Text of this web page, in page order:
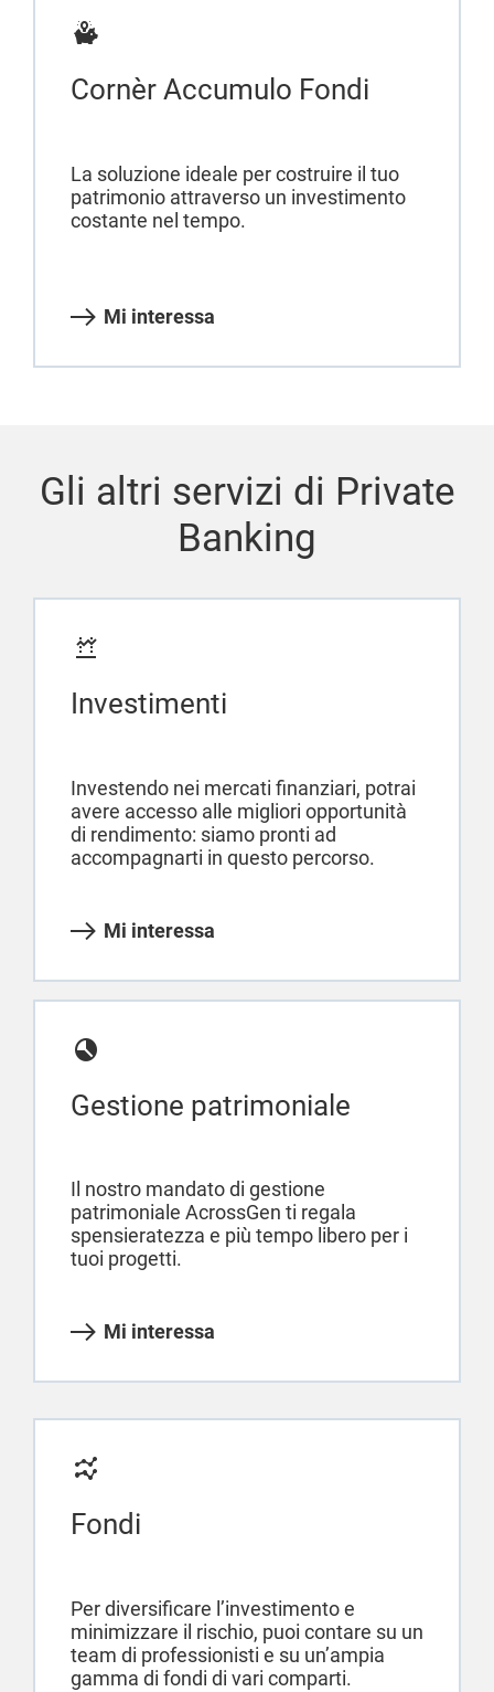
Cornèr Accumulo Fondi
La soluzione ideale per costruire il tuo
patrimonio attraverso un investimento
costante nel tempo.
Mi interessa
Gli altri servizi di Private
Banking
Investimenti
Investendo nei mercati finanziari, potrai
avere accesso alle migliori opportunità
di rendimento: siamo pronti ad
accompagnarti in questo percorso.
Mi interessa
Gestione patrimoniale
Il nostro mandato di gestione
patrimoniale AcrossGen ti regala
spensieratezza e più tempo libero per i
tuoi progetti.
Mi interessa
Fondi
Per diversificare l’investimento e
minimizzare il rischio, puoi contare su un
team di professionisti e su un’ampia
gamma di fondi di vari comparti.